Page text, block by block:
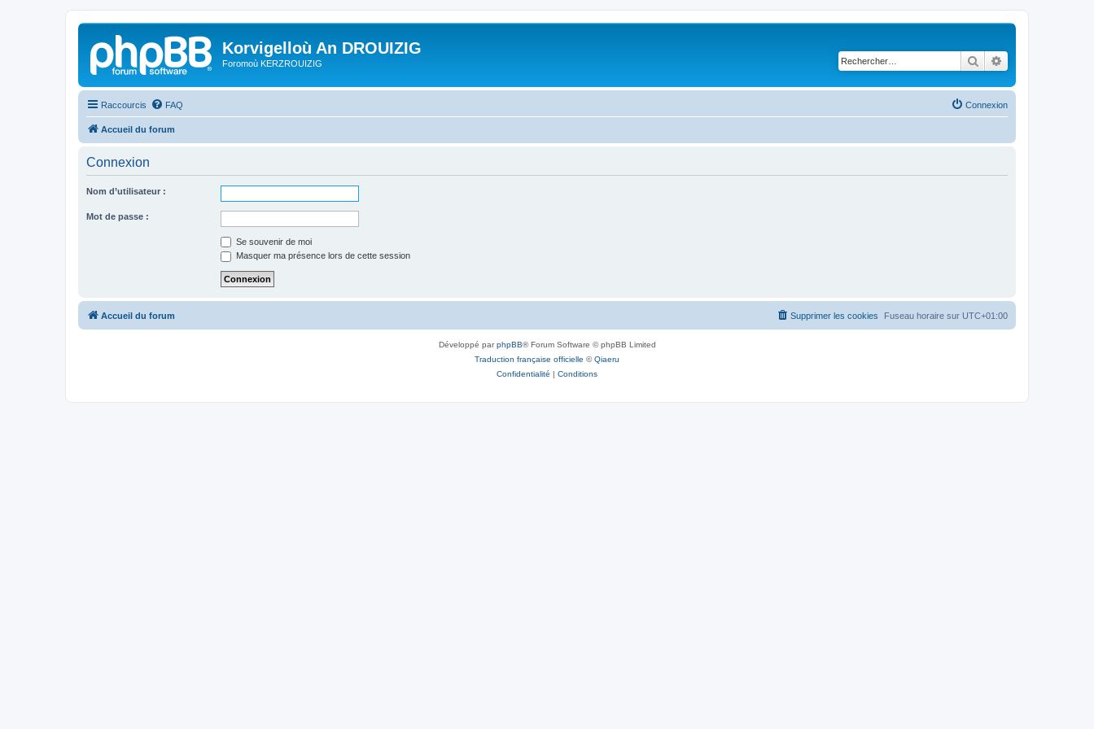
Korvigelloù An DROUIZIG
Foromoù KERZROUIZIG Rechercher
Raccourcis FAQ Connexion
Accueil du forum
Connexion
Nom d’utilisateur :
Mot de passe :
Se souvenir de moi
Masquer ma présence lors de cette session
Accueil du forum Fuseau horaire sur UTC+01:00
Supprimer les cookies
Développé parphpBB® Forum Software © phpBB Limited
Traduction française officielle ©Qiaeru
Confidentialité | Conditions